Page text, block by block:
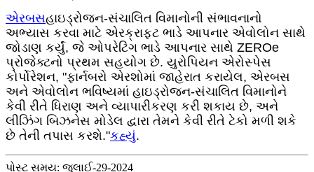
એરબસહાઇડ્રોજન-સંચાલિત વિમાનોની સંભાવનાનો
અભ્યાસ કરવા માટે એરક્રાફ્ટ ભાડે આપનાર એવોલોન સાથે
જોડાણ કર્યું, જે ઓપરેટિંગ ભાડે આપનાર સાથે ZEROe
પ્રોજેક્ટનો પ્રથમ સહયોગ છે. યુરોપિયન એરોસ્પેસ
કોર્પોરેશન, "ફાર્નબરો એરશોમાં જાહેરાત કરાયેલ, એરબસ
અને એવોલોન ભવિષ્યમાં હાઇડ્રોજન-સંચાલિત વિમાનોને
કેવી રીતે ધિરાણ અને વ્યાપારીકરણ કરી શકાય છે, અને
લીઝિંગ બિઝનેસ મોડેલ દ્વારા તેમને કેવી રીતે ટેકો મળી શકે
છે તેની તપાસ કરશે."કહ્યું.
પોસ્ટ સમય: જુલાઈ-29-2024